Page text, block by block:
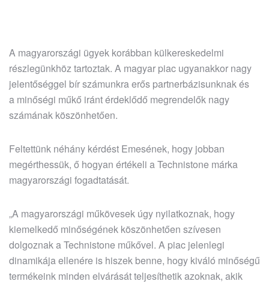
A magyarországi ügyek korábban külkereskedelmi
részlegünkhöz tartoztak. A magyar piac ugyanakkor nagy
jelentőséggel bír számunkra erős partnerbázisunknak és
a minőségi műkő iránt érdeklődő megrendelők nagy
számának köszönhetően.
Feltettünk néhány kérdést Emesének, hogy jobban
megérthessük, ő hogyan értékeli a Technistone márka
magyarországi fogadtatását.
„A magyarországi műkövesek úgy nyilatkoznak, hogy
kiemelkedő minőségének köszönhetően szívesen
dolgoznak a Technistone műkővel. A piac jelenlegi
dinamikája ellenére is hiszek benne, hogy kiváló minőségű
termékeink minden elvárását teljesíthetik azoknak, akik